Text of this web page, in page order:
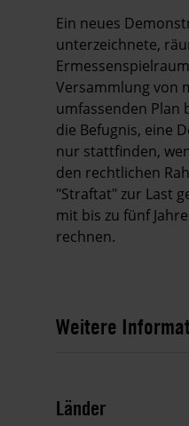
Ein neues
unterzeichnete,
Versammlung von
umfassenden Plan
die Befugnis, eine
nur stattfinden,
den rechtlichen
"Straftat" zur Last
mit bis zu fünf
rechnen.
Weitere
Länder